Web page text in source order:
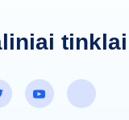
tinklai